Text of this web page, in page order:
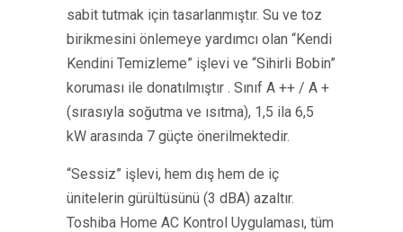
sabit tutmak için tasarlanmıştır. Su ve toz
birikmesini önlemeye yardımcı olan “Kendi
Kendini Temizleme” işlevi ve “Sihirli Bobin”
koruması ile donatılmıştır . Sınıf A ++ / A +
(sırasıyla soğutma ve ısıtma), 1,5 ila 6,5 ​​
kW arasında 7 güçte önerilmektedir.
“Sessiz” işlevi, hem dış hem de iç
ünitelerin gürültüsünü (3 dBA) azaltır.
Toshiba Home AC Kontrol Uygulaması, tüm